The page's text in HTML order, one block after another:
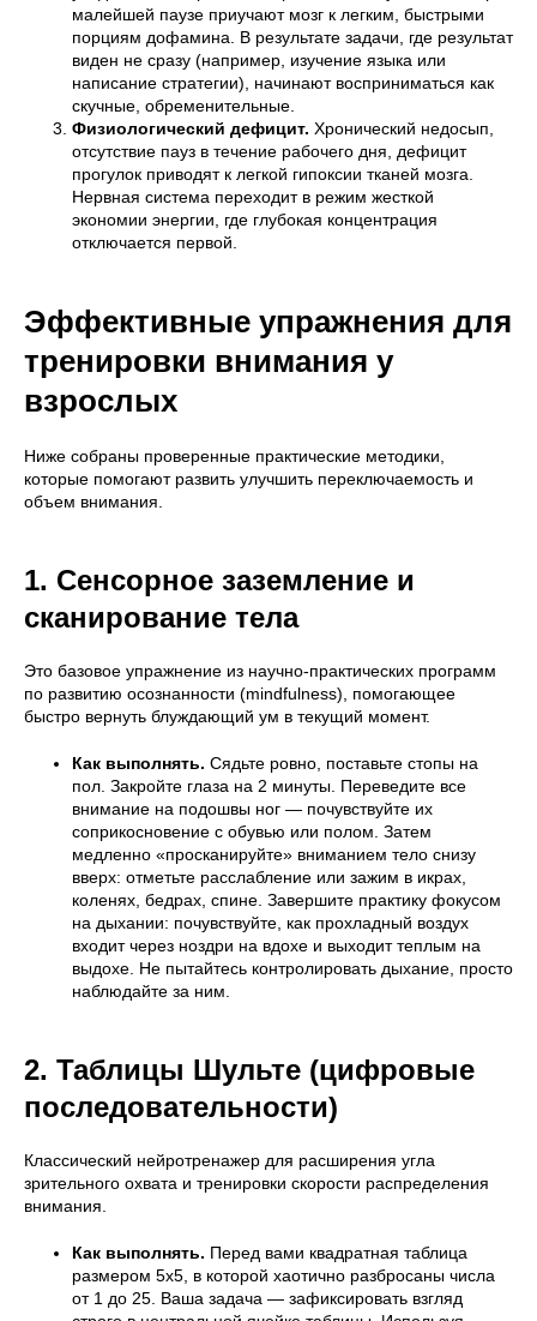
малейшей паузе приучают мозг к легким, быстрыми
порциям дофамина. В результате задачи, где результат
виден не сразу (например, изучение языка или
написание стратегии), начинают восприниматься как
скучные, обременительные.
Физиологический дефицит. Хронический недосып,
отсутствие пауз в течение рабочего дня, дефицит
прогулок приводят к легкой гипоксии тканей мозга.
Нервная система переходит в режим жесткой
экономии энергии, где глубокая концентрация
отключается первой.
Эффективные упражнения для
тренировки внимания у
взрослых
Ниже собраны проверенные практические методики,
которые помогают развить улучшить переключаемость и
объем внимания.
1. Сенсорное заземление и
сканирование тела
Это базовое упражнение из научно-практических программ
по развитию осознанности (mindfulness), помогающее
быстро вернуть блуждающий ум в текущий момент.
Как выполнять. Сядьте ровно, поставьте стопы на
пол. Закройте глаза на 2 минуты. Переведите все
внимание на подошвы ног — почувствуйте их
соприкосновение с обувью или полом. Затем
медленно «просканируйте» вниманием тело снизу
вверх: отметьте расслабление или зажим в икрах,
коленях, бедрах, спине. Завершите практику фокусом
на дыхании: почувствуйте, как прохладный воздух
входит через ноздри на вдохе и выходит теплым на
выдохе. Не пытайтесь контролировать дыхание, просто
наблюдайте за ним.
2. Таблицы Шульте (цифровые
последовательности)
Классический нейротренажер для расширения угла
зрительного охвата и тренировки скорости распределения
внимания.
Как выполнять. Перед вами квадратная таблица
размером 5х5, в которой хаотично разбросаны числа
от 1 до 25. Ваша задача — зафиксировать взгляд